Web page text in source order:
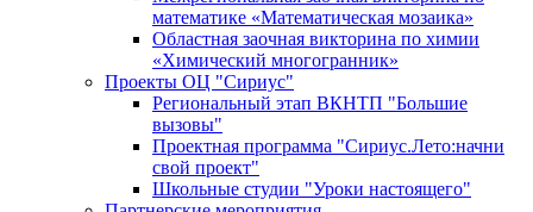
математике «Математическая мозаика»
Областная заочная викторина по химии
«Химический многогранник»
Проекты ОЦ "Сириус"
Региональный этап ВКНТП "Большие
вызовы"
Проектная программа "Сириус.Лето:начни
свой проект"
Школьные студии "Уроки настоящего"